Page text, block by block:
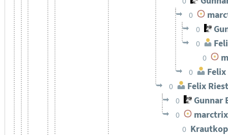
0
0
0
0
0
0 Felix
0 Gunnar
0 marctrix
0